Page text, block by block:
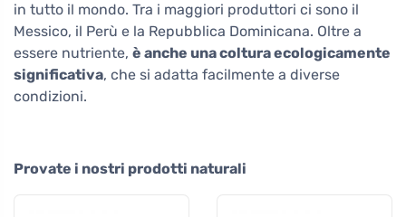
in tutto il mondo. Tra i maggiori produttori ci sono il
Messico, il Perù e la Repubblica Dominicana. Oltre a
essere nutriente, è anche una coltura ecologicamente
significativa, che si adatta facilmente a diverse
condizioni.
Provate i nostri prodotti naturali